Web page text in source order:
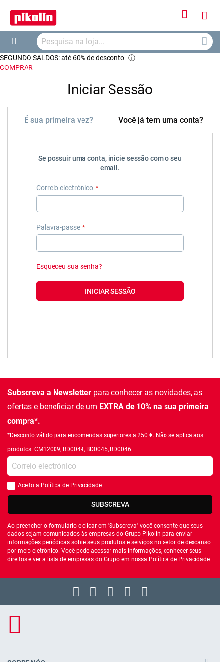
Iniciar
Meu
Search
SEGUNDO SALDOS: até 60% de desconto ⓘ
COMPRAR
Iniciar Sessão
É sua primeira vez? Você já tem uma conta?
Se possuir uma conta, inicie sessão com o seu
email.
Correio electrónico
Palavra-passe
Esqueceu sua senha?
INICIAR SESSÃO
Subscreva a Newsletter para conhecer as novidades, as
ofertas e beneficiar de um EXTRA de 10% na sua primeira
compra*.
*Desconto válido para encomendas superiores a 250 €. Não se aplica aos
produtos: CM12009, BD0044, BD0045, BD0046.
Introduza o seu email
Você deve aceitar a política de privacidade
Aceito a Política de Privacidade
SUBSCREVA
Ao preencher o formulário e clicar em 'Subscreva', você consente que seus
dados sejam comunicados às empresas do Grupo Pikolin para enviar
informações periódicas sobre seus produtos e serviços no setor de descanso
por meio eletrônico. Você pode acessar mais informações, conhecer seus
direitos e ver a lista de empresas do Grupo em nossa Política de Privacidade